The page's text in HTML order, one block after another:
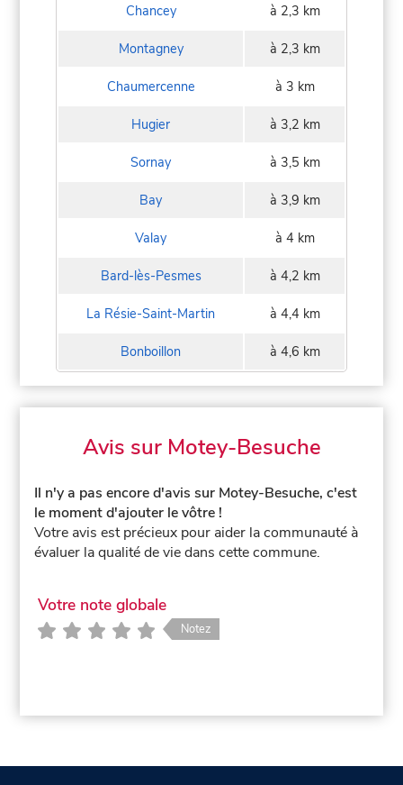
Chancey à 2,3 km
Montagney à 2,3 km
Chaumercenne à 3 km
Hugier à 3,2 km
Sornay à 3,5 km
Bay à 3,9 km
Valay à 4 km
Bard-lès-Pesmes à 4,2 km
La Résie-Saint-Martin à 4,4 km
Bonboillon à 4,6 km
Avis sur Motey-Besuche
Il n'y a pas encore d'avis sur Motey-Besuche, c'est
le moment d'ajouter le vôtre !
Votre avis est précieux pour aider la communauté à
évaluer la qualité de vie dans cette commune.
Votre note globale
Notez